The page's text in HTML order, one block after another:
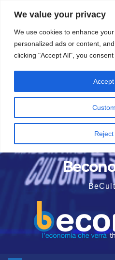
We value your privacy
We use cookies to enhance
personalized ads or content,
clicking "Accept All", you
Reject
contenuto
5 Agosto 2026